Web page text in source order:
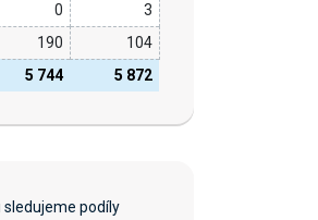
5 744 5 872
0
3
190 104
podíly